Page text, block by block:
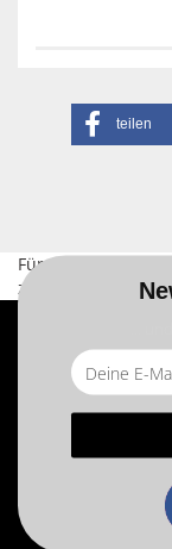
teilen
Für weitere
zu diesem Artikel.